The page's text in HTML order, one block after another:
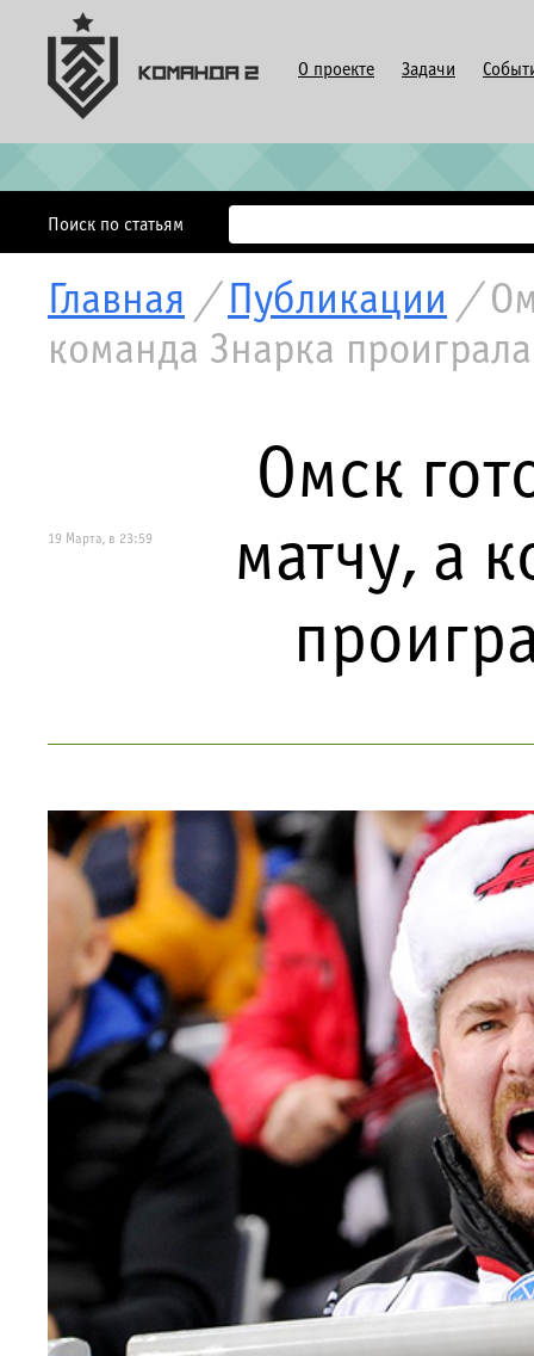
О проекте Задачи
Поиск по статьям
Главная / Публикации /
команда Знарка
19 Марта, в 23:59
Омск
матчу, а